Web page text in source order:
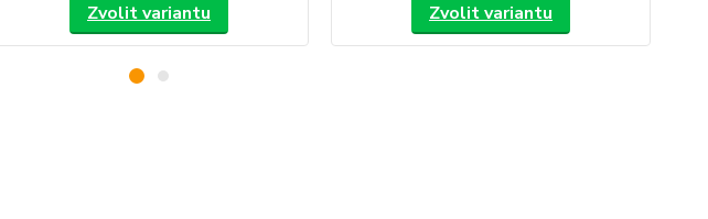
Zvolit variantu Zvolit variantu